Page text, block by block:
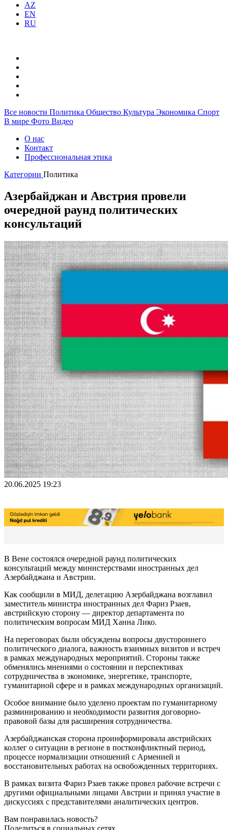
AZ
EN
RU
Все новости Политика Общество Культура Экономика Спорт
В мире Фото Видео
О нас
Контакт
Профессиональная этика
Категории Политика
Азербайджан и Австрия провели
очередной раунд политических
консультаций
20.06.2025 19:23
В Вене состоялся очередной раунд политических
консультаций между министерствами иностранных дел
Азербайджана и Австрии.
Как сообщили в МИД, делегацию Азербайджана возглавил
заместитель министра иностранных дел Фариз Рзаев,
австрийскую сторону — директор департамента по
политическим вопросам МИД Ханна Лико.
На переговорах были обсуждены вопросы двустороннего
политического диалога, важность взаимных визитов и встреч
в рамках международных мероприятий. Стороны также
обменялись мнениями о состоянии и перспективах
сотрудничества в экономике, энергетике, транспорте,
гуманитарной сфере и в рамках международных организаций.
Особое внимание было уделено проектам по гуманитарному
разминированию и необходимости развития договорно-
правовой базы для расширения сотрудничества.
Азербайджанская сторона проинформировала австрийских
коллег о ситуации в регионе в постконфликтный период,
процессе нормализации отношений с Арменией и
восстановительных работах на освобожденных территориях.
В рамках визита Фариз Рзаев также провел рабочие встречи с
другими официальными лицами Австрии и принял участие в
дискуссиях с представителями аналитических центров.
Вам понравилась новость?
Поделиться в социальных сетях